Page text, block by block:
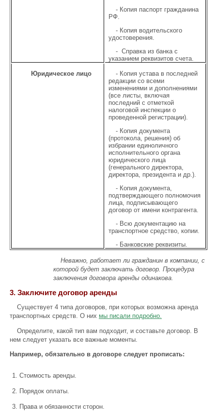
- Копия паспорт гражданина
РФ.
- Копия водительского
удостоверения.
- Справка из банка с
указанием реквизитов счета.
Юридическое лицо
- Копия устава в последней
редакции со всеми
изменениями и дополнениями
(все листы, включая
последний с отметкой
налоговой инспекции о
проведенной регистрации).
- Копия документа
(протокола, решения) об
избрании единоличного
исполнительного органа
юридического лица
(генерального директора,
директора, президента и др.).
- Копия документа,
подтверждающего полномочия
лица, подписывающего
договор от имени контрагента.
- Всю документацию на
транспортное средство, копии.
- Банковские реквизиты.
Неважно, работает ли гражданин в компании, с
которой будет заключать договор. Процедура
заключения договора аренды одинакова.
3. Заключите договор аренды
Существует 4 типа договоров, при которых возможна аренда
транспортных средств. О них мы писали подробно.
Определите, какой тип вам подходит, и составьте договор. В
нем следует указать все важные моменты.
Например, обязательно в договоре следует прописать:
Стоимость аренды.
Порядок оплаты.
Права и обязанности сторон.